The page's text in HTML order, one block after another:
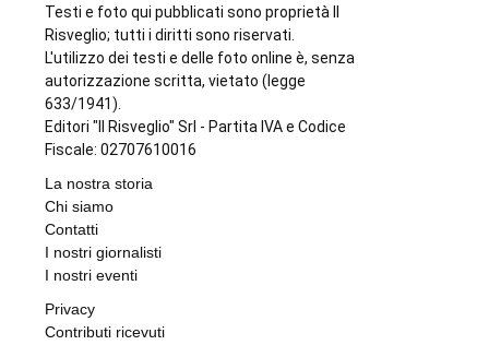
Testi e foto qui pubblicati sono proprietà Il
Risveglio; tutti i diritti sono riservati.
L'utilizzo dei testi e delle foto online è, senza
autorizzazione scritta, vietato (legge
633/1941).
Editori "Il Risveglio" Srl - Partita IVA e Codice
Fiscale: 02707610016
La nostra storia
Chi siamo
Contatti
I nostri giornalisti
I nostri eventi
Privacy
Contributi ricevuti